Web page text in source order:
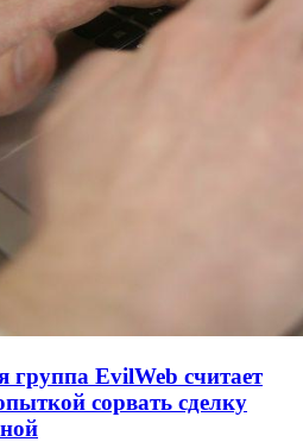
группа EvilWeb считает
сорвать сделку